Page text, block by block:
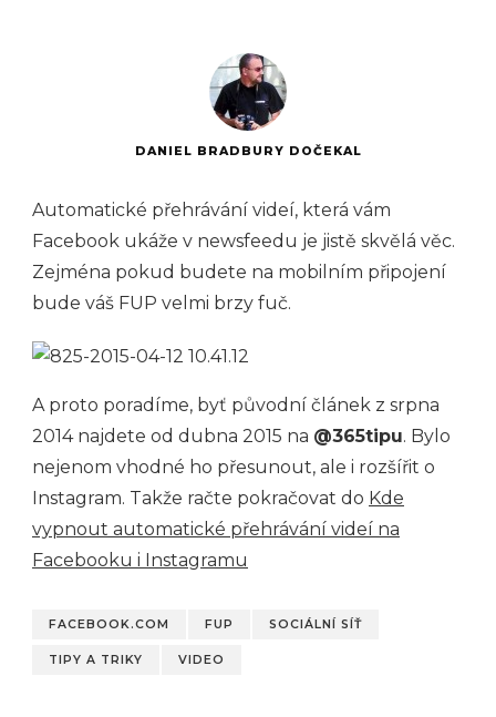
DANIEL BRADBURY DOČEKAL
Automatické přehrávání videí, která vám
Facebook ukáže v newsfeedu je jistě skvělá věc.
Zejména pokud budete na mobilním připojení
bude váš FUP velmi brzy fuč.
A proto poradíme, byť původní článek z srpna
2014 najdete od dubna 2015 na @365tipu. Bylo
nejenom vhodné ho přesunout, ale i rozšířit o
Instagram. Takže račte pokračovat do Kde
vypnout automatické přehrávání videí na
Facebooku i Instagramu
FACEBOOK.COM FUP SOCIÁLNÍ SÍŤ
TIPY A TRIKY VIDEO